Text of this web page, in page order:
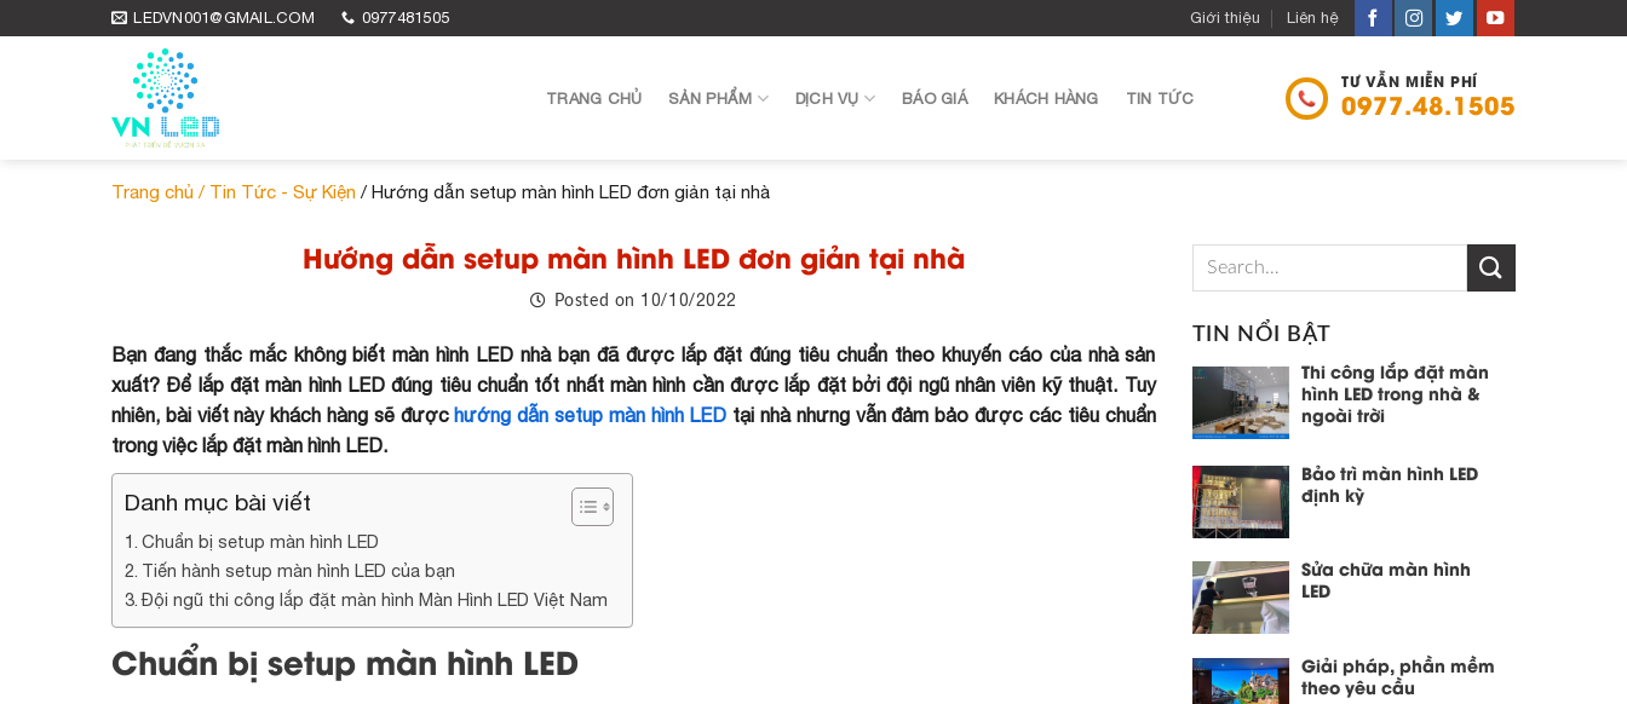
LEDVN001@GMAIL.COM 0977481505 Giới thiệu Liên hệ
TRANG CHỦ SẢN PHẨM DỊCH VỤ BÁO GIÁ KHÁCH HÀNG TIN TỨC
TƯ VẪN MIỄN PHÍ
0977.48.1505
Trang chủ / Tin Tức - Sự Kiện / Hướng dẫn setup màn hình LED đơn giản tại nhà
Hướng dẫn setup màn hình LED đơn giản tại nhà
Posted on 10/10/2022
Bạn đang thắc mắc không biết màn hình LED nhà bạn đã được lắp đặt đúng tiêu chuẩn theo khuyến cáo của nhà sản
xuất? Để lắp đặt màn hình LED đúng tiêu chuẩn tốt nhất màn hình cần được lắp đặt bởi đội ngũ nhân viên kỹ thuật. Tuy
nhiên, bài viết này khách hàng sẽ đượchướng dẫn setup màn hình LED tại nhà nhưng vẫn đảm bảo được các tiêu chuẩn
trong việc lắp đặt màn hình LED.
Danh mục bài viết
Chuẩn bị setup màn hình LED
Tiến hành setup màn hình LED của bạn
Đội ngũ thi công lắp đặt màn hình Màn Hình LED Việt Nam
Chuẩn bị setup màn hình LED
TIN NỔI BẬT
Thi công lắp đặt màn
hình LED trong nhà &
ngoài trời
Bảo trì màn hình LED
định kỳ
Sửa chữa màn hình
LED
Giải pháp, phần mềm
theo yêu cầu